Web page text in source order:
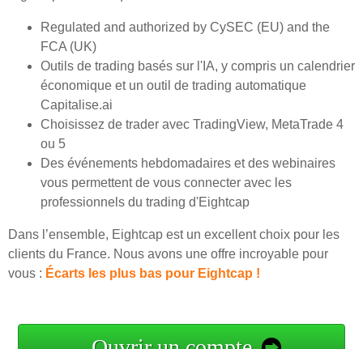
Regulated and authorized by CySEC (EU) and the
FCA (UK)
Outils de trading basés sur l'IA, y compris un calendrier
économique et un outil de trading automatique
Capitalise.ai
Choisissez de trader avec TradingView, MetaTrade 4
ou 5
Des événements hebdomadaires et des webinaires
vous permettent de vous connecter avec les
professionnels du trading d'Eightcap
Dans l’ensemble, Eightcap est un excellent choix pour les
clients du France. Nous avons une offre incroyable pour
vous : Écarts les plus bas pour Eightcap !